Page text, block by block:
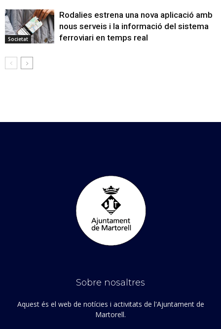
Societat
Rodalies estrena una nova aplicació amb
nous serveis i la informació del sistema
ferroviari en temps real
Sobre nosaltres
Aquest és el web de notícies i activitats de l'Ajuntament de
Martorell.